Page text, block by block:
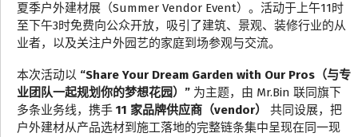
夏季户外建材展（Summer Vendor Event）。活动于上午11时
至下午3时免费向公众开放，吸引了建筑、景观、装修行业的从
业者，以及关注户外园艺的家庭到场参观与交流。
本次活动以 “Share Your Dream Garden with Our Pros（与专
业团队一起规划你的梦想花园）” 为主题，由 Mr.Bin 联同旗下
多条业务线，携手 11 家品牌供应商（vendor）
共同设展，把
户外建材从产品选材到施工落地的完整链条集中呈现在同一现